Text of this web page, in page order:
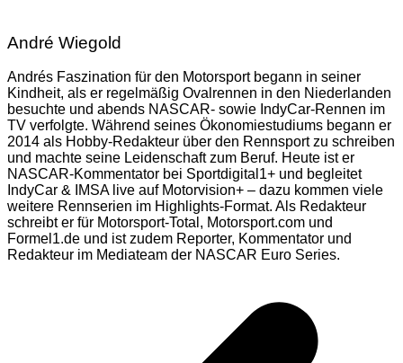
André Wiegold
Andrés Faszination für den Motorsport begann in seiner
Kindheit, als er regelmäßig Ovalrennen in den Niederlanden
besuchte und abends NASCAR- sowie IndyCar-Rennen im
TV verfolgte. Während seines Ökonomiestudiums begann er
2014 als Hobby-Redakteur über den Rennsport zu schreiben
und machte seine Leidenschaft zum Beruf. Heute ist er
NASCAR-Kommentator bei Sportdigital1+ und begleitet
IndyCar & IMSA live auf Motorvision+ – dazu kommen viele
weitere Rennserien im Highlights-Format. Als Redakteur
schreibt er für Motorsport-Total, Motorsport.com und
Formel1.de und ist zudem Reporter, Kommentator und
Redakteur im Mediateam der NASCAR Euro Series.